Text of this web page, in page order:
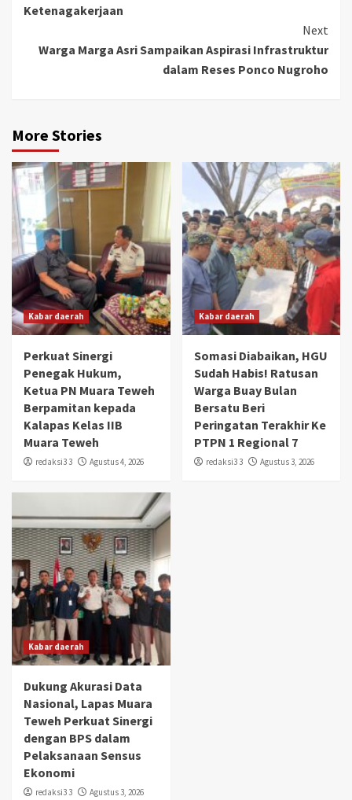
Ketenagakerjaan
Next
Warga Marga Asri Sampaikan Aspirasi Infrastruktur
dalam Reses Ponco Nugroho
More Stories
Kabar daerah
Perkuat Sinergi
Penegak Hukum,
Ketua PN Muara Teweh
Berpamitan kepada
Kalapas Kelas IIB
Muara Teweh
redaksi3 3 Agustus 4, 2026
Kabar daerah
Somasi Diabaikan, HGU
Sudah Habis! Ratusan
Warga Buay Bulan
Bersatu Beri
Peringatan Terakhir Ke
PTPN 1 Regional 7
redaksi3 3 Agustus 3, 2026
Kabar daerah
Dukung Akurasi Data
Nasional, Lapas Muara
Teweh Perkuat Sinergi
dengan BPS dalam
Pelaksanaan Sensus
Ekonomi
redaksi3 3 Agustus 3, 2026